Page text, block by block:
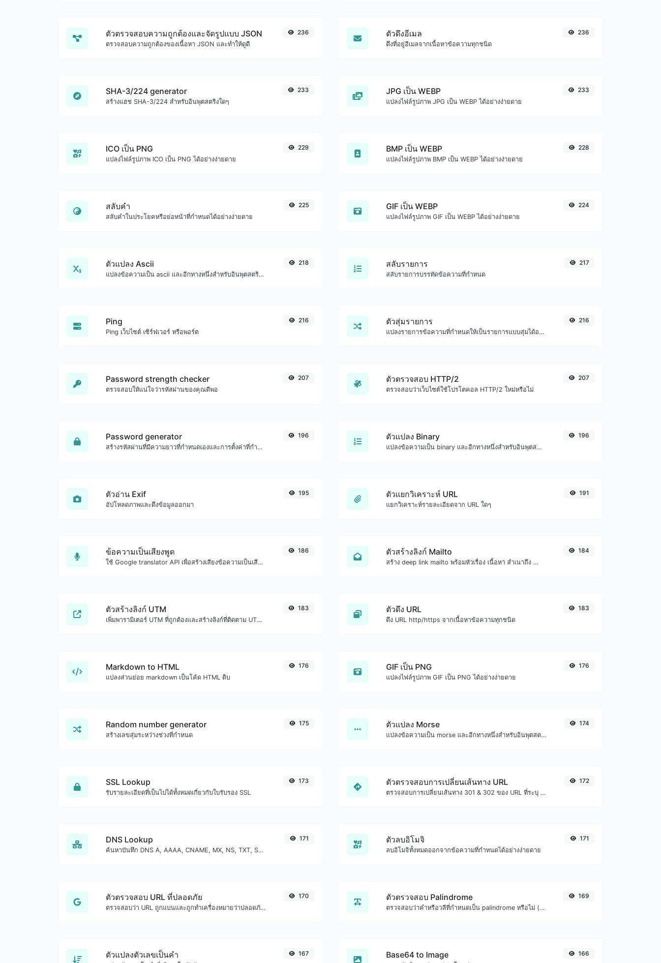
ตัวตรวจสอบความถูกต้องและจัดรูปแบบ JSON
ตรวจสอบความถูกต้องของเนื้อหา JSON และทำให้ดูดี
236 ตัวดึงอีเมล
ดึงที่อยู่อีเมลจากเนื้อหาข้อความทุกชนิด
236
SHA-3/224 generator
สร้างแฮช SHA-3/224 สำหรับอินพุตสตริงใดๆ
233 JPG เป็น WEBP
แปลงไฟล์รูปภาพ JPG เป็น WEBP ได้อย่างง่ายดาย
233
ICO เป็น PNG
แปลงไฟล์รูปภาพ ICO เป็น PNG ได้อย่างง่ายดาย
229 BMP เป็น WEBP
แปลงไฟล์รูปภาพ BMP เป็น WEBP ได้อย่างง่ายดาย
228
สลับคำ
สลับคำในประโยคหรือย่อหน้าที่กำหนดได้อย่างง่ายดาย
225 GIF เป็น WEBP
แปลงไฟล์รูปภาพ GIF เป็น WEBP ได้อย่างง่ายดาย
224
ตัวแปลง Ascii
แปลงข้อความเป็น ascii และอีกทางหนึ่งสำหรับอินพุตสตริงใดๆ
218 สลับรายการ
สลับรายการบรรทัดข้อความที่กำหนด
217
Ping
Ping เว็บไซต์ เซิร์ฟเวอร์ หรือพอร์ต
216 ตัวสุ่มรายการ
แปลงรายการข้อความที่กำหนดให้เป็นรายการแบบสุ่มได้อย่างง่ายดาย
216
Password strength checker
ตรวจสอบให้แน่ใจว่ารหัสผ่านของคุณดีพอ
207 ตัวตรวจสอบ HTTP/2
ตรวจสอบว่าเว็บไซต์ใช้โปรโตคอล HTTP/2 ใหม่หรือไม่
207
Password generator
สร้างรหัสผ่านที่มีความยาวที่กำหนดเองและการตั้งค่าที่กำหนดเอง
196 ตัวแปลง Binary
แปลงข้อความเป็น binary และอีกทางหนึ่งสำหรับอินพุตสตริงใดๆ
196
ตัวอ่าน Exif
อัปโหลดภาพและดึงข้อมูลออกมา
195 ตัวแยกวิเคราะห์ URL
แยกวิเคราะห์รายละเอียดจาก URL ใดๆ
191
ข้อความเป็นเสียงพูด
ใช้ Google translator API เพื่อสร้างเสียงข้อความเป็นเสียงพูด
186 ตัวสร้างลิงก์ Mailto
สร้าง deep link mailto พร้อมหัวเรื่อง เนื้อหา สำเนาถึง สำเนาลับ และรับโค้ด HTML ด้วย
184
ตัวสร้างลิงก์ UTM
เพิ่มพารามิเตอร์ UTM ที่ถูกต้องและสร้างลิงก์ที่ติดตาม UTM ได้อย่างง่ายดาย
183 ตัวดึง URL
ดึง URL http/https จากเนื้อหาข้อความทุกชนิด
183
Markdown to HTML
แปลงส่วนย่อย markdown เป็นโค้ด HTML ดิบ
176 GIF เป็น PNG
แปลงไฟล์รูปภาพ GIF เป็น PNG ได้อย่างง่ายดาย
176
Random number generator
สร้างเลขสุ่มระหว่างช่วงที่กำหนด
175 ตัวแปลง Morse
แปลงข้อความเป็น morse และอีกทางหนึ่งสำหรับอินพุตสตริงใดๆ
174
SSL Lookup
รับรายละเอียดที่เป็นไปได้ทั้งหมดเกี่ยวกับใบรับรอง SSL
173 ตัวตรวจสอบการเปลี่ยนเส้นทาง URL
ตรวจสอบการเปลี่ยนเส้นทาง 301 & 302 ของ URL ที่ระบุ จะตรวจสอบการเปลี่ยนเส้นทางได้สูงสุด 10 ครั้ง
172
DNS Lookup
ค้นหาบันทึก DNS A, AAAA, CNAME, MX, NS, TXT, SOA ของโฮสต์
171 ตัวลบอิโมจิ
ลบอิโมจิทั้งหมดออกจากข้อความที่กำหนดได้อย่างง่ายดาย
171
ตัวตรวจสอบ URL ที่ปลอดภัย
ตรวจสอบว่า URL ถูกแบนและถูกทำเครื่องหมายว่าปลอดภัย/ไม่ปลอดภัยโดย Google หรือไม่
170 ตัวตรวจสอบ Palindrome
ตรวจสอบว่าคำหรือวลีที่กำหนดเป็น palindrome หรือไม่ (อ่านจากหลังไปหน้าเหมือนอ่านจากหน้าไปหลัง)
169
ตัวแปลงตัวเลขเป็นคำ 167 Base64 to Image 166